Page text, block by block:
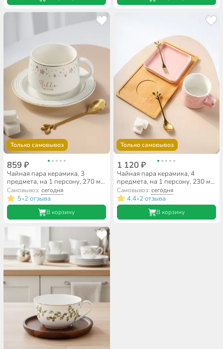
Только самовывоз
859 ₽
Чайная пара керамика, 3
предмета, на 1 персону, 270 мл,
Звёзды, B010403, в
ассортименте
Самовывоз:сегодня
5•2 отзыва
В корзину
Только самовывоз
1 120 ₽
Чайная пара керамика, 4
предмета, на 1 персону, 230 мл,
Звездная река, B010417, в
ассортименте
Самовывоз: сегодня
4.4•2 отзыва
В корзину